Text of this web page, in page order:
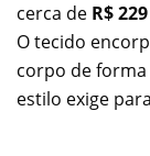
cerca de R$ 229
O tecido
corpo de
estilo exige